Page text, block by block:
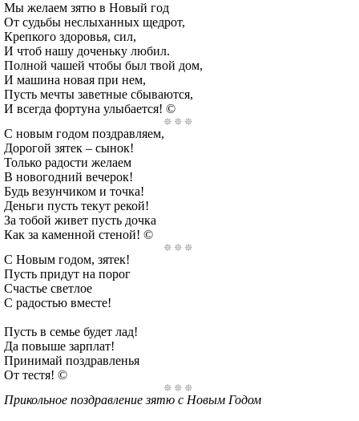
Мы желаем зятю в Новый год
От судьбы неслыханных щедрот,
Крепкого здоровья, сил,
И чтоб нашу доченьку любил.
Полной чашей чтобы был твой дом,
И машина новая при нем,
Пусть мечты заветные сбываются,
И всегда фортуна улыбается! ©
С новым годом поздравляем,
Дорогой зятек – сынок!
Только радости желаем
В новогодний вечерок!
Будь везунчиком и точка!
Деньги пусть текут рекой!
За тобой живет пусть дочка
Как за каменной стеной! ©
С Новым годом, зятек!
Пусть придут на порог
Счастье светлое
С радостью вместе!
Пусть в семье будет лад!
Да повыше зарплат!
Принимай поздравленья
От тестя! ©
Прикольное поздравление зятю с Новым Годом